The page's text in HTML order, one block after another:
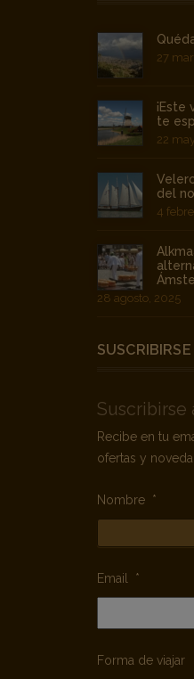
27
¡Este
te
22
del
4
28 agosto, 2025
Suscribirse
Recibe en tu
ofertas y
Nombre *
Email *
Forma de viajar